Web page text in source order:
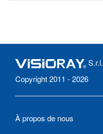
S.r.l.
Copyright 2011 - 2026
À propos de nous